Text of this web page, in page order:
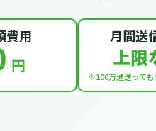
費用
円
月間送
上限
※100万通送っても